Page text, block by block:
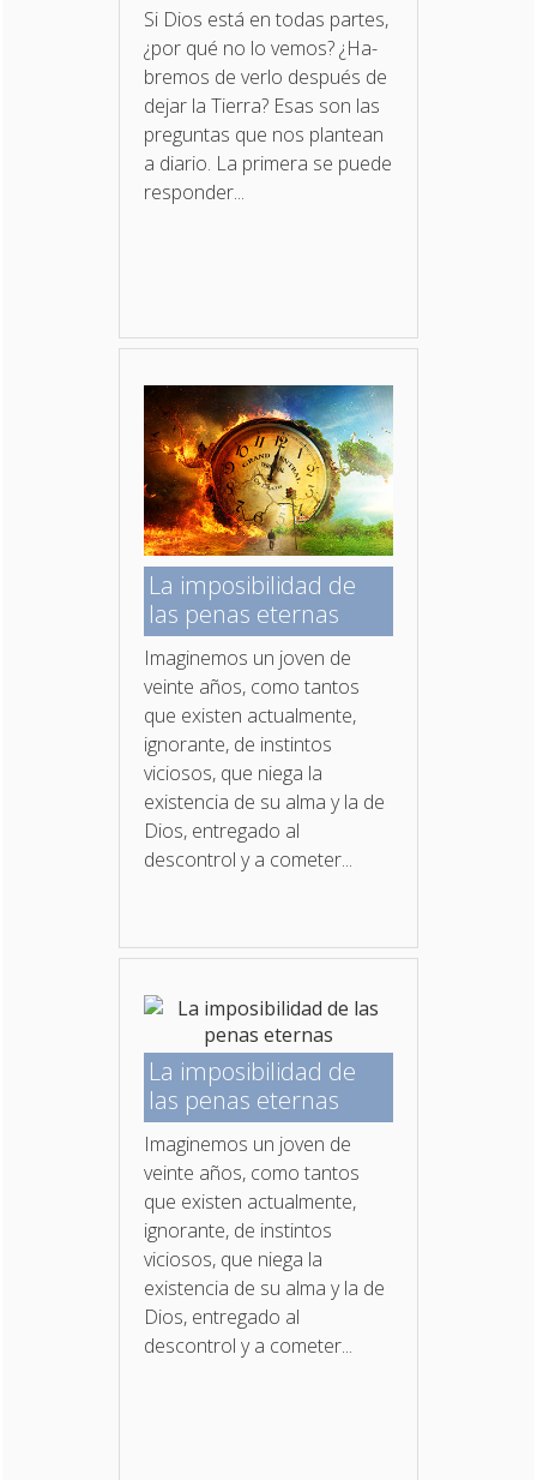
Si Dios está en todas partes,
¿por qué no lo vemos? ¿Ha­
bremos de verlo después de
dejar la Tierra? Esas son las
preguntas que nos plantean
a diario. La primera se puede
responder...
La imposibilidad de
las penas eternas
Imaginemos un joven de
veinte años, como tantos
que existen actualmente,
ignorante, de instintos
viciosos, que niega la
existencia de su alma y la de
Dios, entregado al
descontrol y a cometer...
La imposibilidad de
las penas eternas
Imaginemos un joven de
veinte años, como tantos
que existen actualmente,
ignorante, de instintos
viciosos, que niega la
existencia de su alma y la de
Dios, entregado al
descontrol y a cometer...